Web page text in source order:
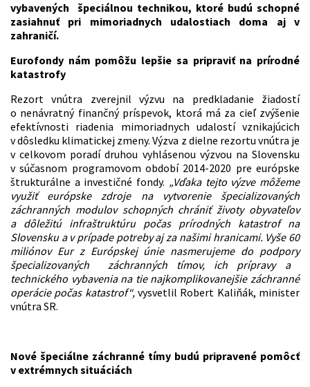
vybavených
špeciálnou technikou, ktoré budú schopné
zasiahnuť pri mimoriadnych udalostiach doma aj v
zahraničí.
Eurofondy nám pomôžu lepšie sa pripraviť na prírodné
katastrofy
Rezort vnútra zverejnil výzvu na predkladanie žiadostí
o nenávratný finančný príspevok, ktorá má za cieľ zvýšenie
efektívnosti riadenia mimoriadnych udalostí vznikajúcich
v dôsledku klimatickej zmeny. Výzva z dielne rezortu vnútra je
v celkovom poradí druhou vyhlásenou výzvou na Slovensku
v súčasnom programovom období 2014-2020 pre európske
štrukturálne a investičné fondy. „Vďaka tejto výzve môžeme
využiť európske zdroje na
vytvorenie špecializovaných
záchranných modulov schopných chrániťživotyobyvateľov
a dôležitúinfraštruktúrupočas prírodných katastrof na
Slovensku a v prípade potreby aj za našimi hranicami. Vyše 60
miliónov Eur z Európskej únie nasmerujeme do podpory
špecializovaných
záchranných tímov, ich prípravy a
technického vybaveniana tie najkomplikovanejšie záchranné
operácie počas katastrof“,vysvetlil Robert Kaliňák, minister
vnútra SR.
Nové špeciálne záchranné tímy budú pripravené pomôcť
v extrémnych situáciách